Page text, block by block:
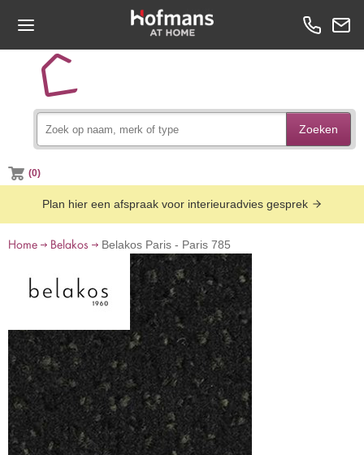
Zoeken
(0)
Plan hier een afspraak voor interieuradvies gesprek
Home Belakos Belakos Paris - Paris 785